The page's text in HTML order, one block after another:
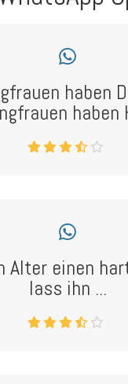
haben
haben
Alter einen
lass ihn ...